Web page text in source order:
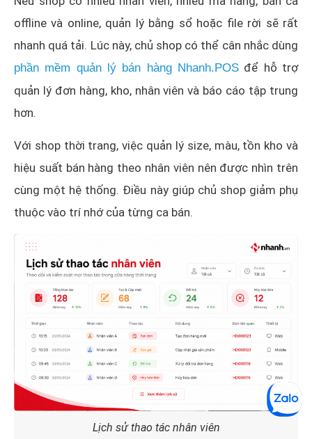
offline và online, quản lý bằng sổ hoặc file rời sẽ rất
nhanh quá tải. Lúc này, chủ shop có thể cân nhắc dùng
phần mềm quản lý bán hàng Nhanh.POS để hỗ trợ
quản lý đơn hàng, kho, nhân viên và báo cáo tập trung
hơn.
Với shop thời trang, việc quản lý size, màu, tồn kho và
hiệu suất bán hàng theo nhân viên nên được nhìn trên
cùng một hệ thống. Điều này giúp chủ shop giảm phụ
thuộc vào trí nhớ của từng ca bán.
Lịch sử thao tác nhân viên